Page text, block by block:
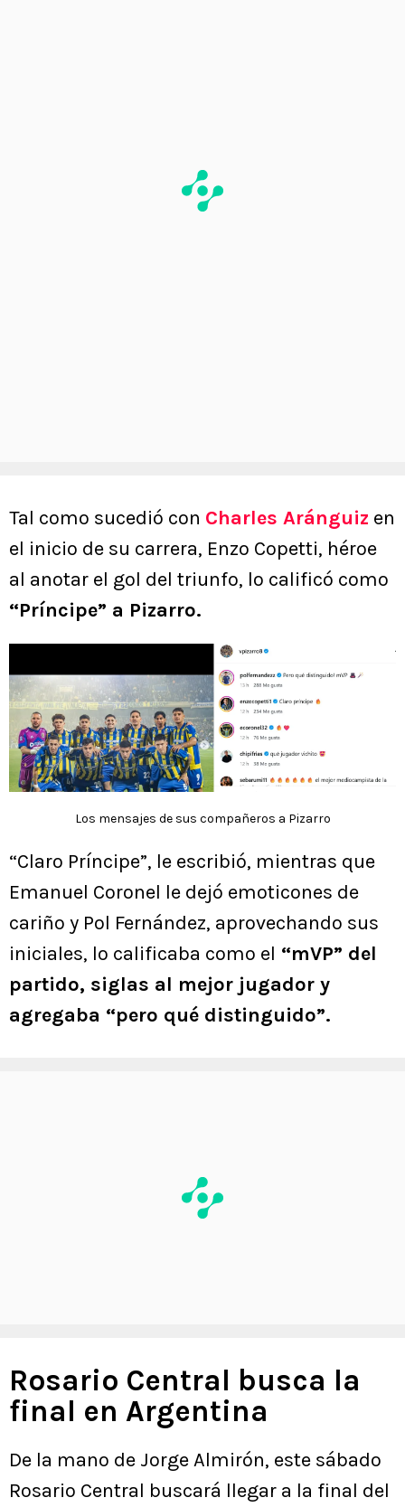
Tal como sucedió con Charles Aránguiz en
el inicio de su carrera, Enzo Copetti, héroe
al anotar el gol del triunfo, lo calificó como
“Príncipe” a Pizarro.
Los mensajes de sus compañeros a Pizarro
“Claro Príncipe”, le escribió, mientras que
Emanuel Coronel le dejó emoticones de
cariño y Pol Fernández, aprovechando sus
iniciales, lo calificaba como el “mVP” del
partido, siglas al mejor jugador y
agregaba “pero qué distinguido”.
Rosario Central busca la
final en Argentina
De la mano de Jorge Almirón, este sábado
Rosario Central buscará llegar a la final del